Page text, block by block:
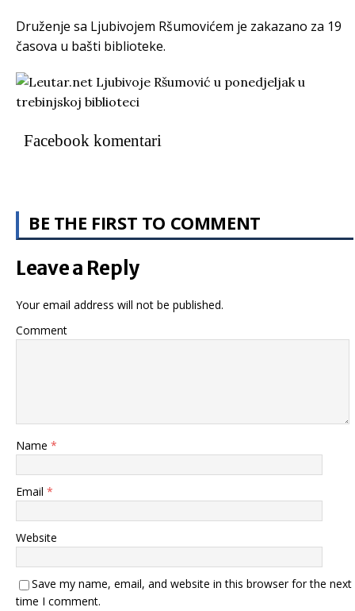
Druženje sa Ljubivojem Ršumovićem je zakazano za 19
časova u bašti biblioteke.
Facebook komentari
BE THE FIRST TO COMMENT
Leave a Reply
Your email address will not be published.
Comment
Name *
Email *
Website
Save my name, email, and website in this browser for the next
time I comment.